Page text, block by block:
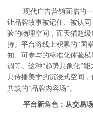
现代广告营销面临的
让品牌故事被记住、被认
验的物理空间，而天猫超
持。平台将线上积累的“国
知、可参与的标准化体验
调等。这种“趋势具象化”
具传播美学的沉浸式空间，
共筑的“品牌内容场”。
平台新角色：从交易